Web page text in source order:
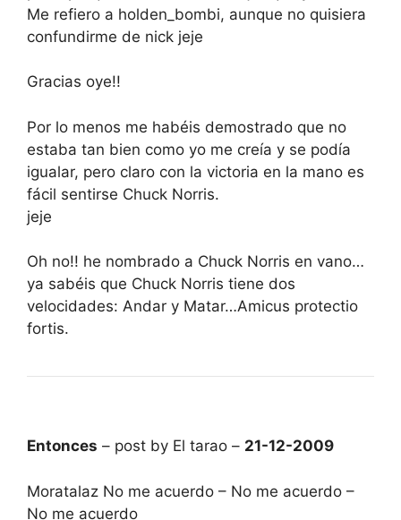
Me refiero a holden_bombi, aunque no quisiera
confundirme de nick jeje
Gracias oye!!
Por lo menos me habéis demostrado que no
estaba tan bien como yo me creía y se podía
igualar, pero claro con la victoria en la mano es
fácil sentirse Chuck Norris.
jeje
Oh no!! he nombrado a Chuck Norris en vano…
ya sabéis que Chuck Norris tiene dos
velocidades: Andar y Matar…Amicus protectio
fortis.
Entonces – post by El tarao – 21-12-2009
Moratalaz No me acuerdo – No me acuerdo –
No me acuerdo